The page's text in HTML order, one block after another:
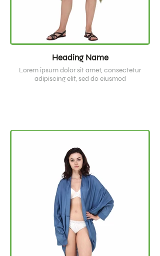
Heading Name
Lorem ipsum dolor sit amet, consectetur
adipiscing elit, sed do eiusmod